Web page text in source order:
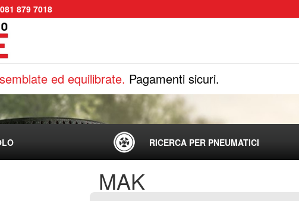
081 879 7018
ed equilibrate. Pagamenti sicuri.
RICERCA PER PNEUMATICI
MAK